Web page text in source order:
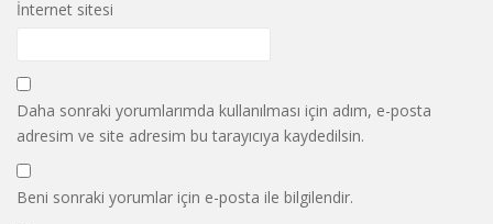
İnternet sitesi
Daha sonraki yorumlarımda kullanılması için adım, e-posta
adresim ve site adresim bu tarayıcıya kaydedilsin.
Beni sonraki yorumlar için e-posta ile bilgilendir.